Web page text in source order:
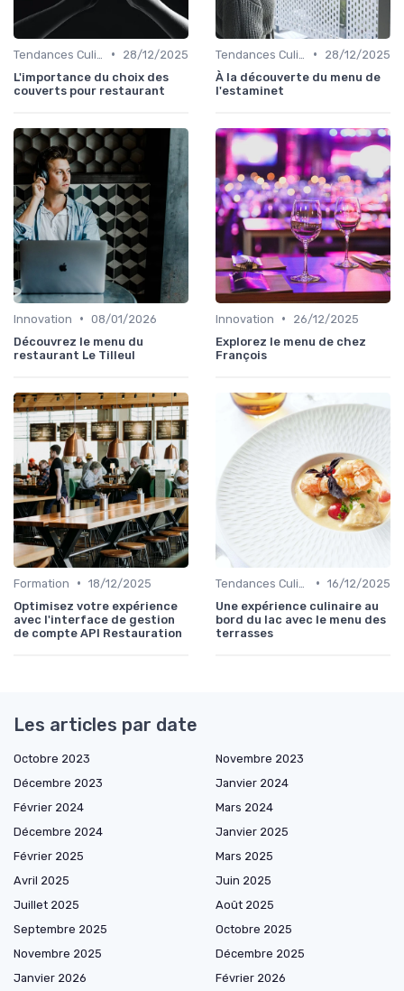
•
28/12/2025
L'importance du choix des
couverts pour restaurant
•
28/12/2025
À la découverte du menu de
l'estaminet
Innovation • 08/01/2026
Découvrez le menu du
restaurant Le Tilleul
Innovation •
26/12/2025
Explorez le menu de chez
François
Formation • 18/12/2025
Optimisez votre expérience
avec l'interface de gestion
de compte API Restauration
• 16/12/2025
Une expérience culinaire au
bord du lac avec le menu des
terrasses
Les articles par date
Octobre 2023
Novembre 2023
Décembre 2023
Janvier 2024
Février 2024
Mars 2024
Décembre 2024
Janvier 2025
Février 2025
Mars 2025
Avril 2025
Juin 2025
Juillet 2025
Août 2025
Septembre 2025
Octobre 2025
Novembre 2025
Décembre 2025
Janvier 2026
Février 2026